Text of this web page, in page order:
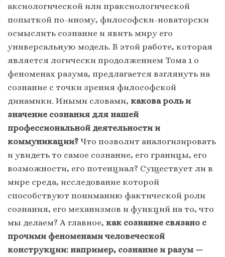
аксиологической или праксиологической
попыткой по-иному, философски-новаторски
осмыслить сознание и явить миру его
универсальную модель. В этой работе, которая
является логически продолжением Тома 1 о
феноменах разума, предлагается взглянуть на
сознание с точки зрения философской
динамики. Иными словами, какова роль и
значение сознания для нашей
профессиональной деятельности и
коммуникации? Что позволит аналогизировать
и увидеть то самое сознание, его границы, его
возможности, его потенциал? Существует ли в
мире среда, исследование которой
способствуют пониманию фактической роли
сознания, его механизмов и функций на то, что
мы делаем? А главное, как сознание связано с
прочими феноменами человеческой
конструкции: например, сознание и разум —